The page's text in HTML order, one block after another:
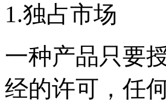
1.独占市场
一种产品只要
经的许可，任